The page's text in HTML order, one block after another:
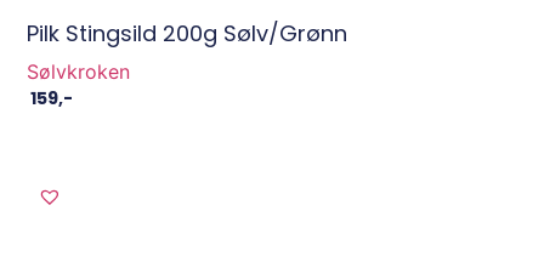
Pilk Stingsild 200g Sølv/Grønn
Sølvkroken
159,-